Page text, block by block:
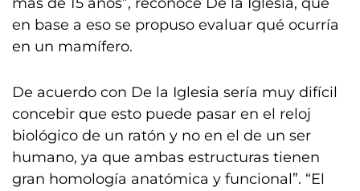
más de 15 años”, reconoce De la Iglesia, que
en base a eso se propuso evaluar qué ocurría
en un mamífero.
De acuerdo con De la Iglesia sería muy difícil
concebir que esto puede pasar en el reloj
biológico de un ratón y no en el de un ser
humano, ya que ambas estructuras tienen
gran homología anatómica y funcional”. “El